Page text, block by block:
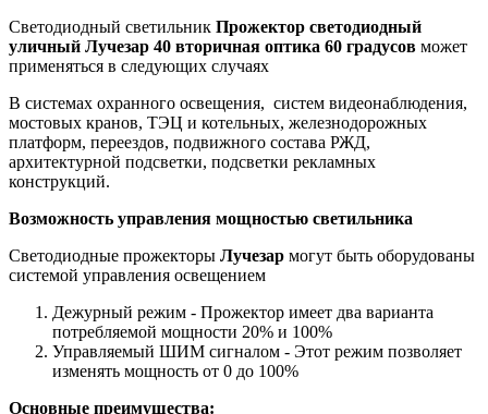
Светодиодный светильник Прожектор светодиодный
уличный Лучезар 40 вторичная оптика 60 градусов может
применяться в следующих случаях
В системах охранного освещения, систем видеонаблюдения,
мостовых кранов, ТЭЦ и котельных, железнодорожных
платформ, переездов, подвижного состава РЖД,
архитектурной подсветки, подсветки рекламных
конструкций.
Возможность управления мощностью светильника
Светодиодные прожекторы Лучезар могут быть оборудованы
системой управления освещением
Дежурный режим - Прожектор имеет два варианта
потребляемой мощности 20% и 100%
Управляемый ШИМ сигналом - Этот режим позволяет
изменять мощность от 0 до 100%
Основные преимущества: